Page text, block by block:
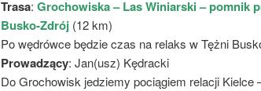
Trasa: Grochowiska – Las Winiarski – pomnik
Busko-Zdrój (12 km)
Po wędrówce będzie czas na relaks w Tężni
Prowadzący: Jan(usz) Kędracki
Do Grochowisk jedziemy pociągiem relacji Kielce